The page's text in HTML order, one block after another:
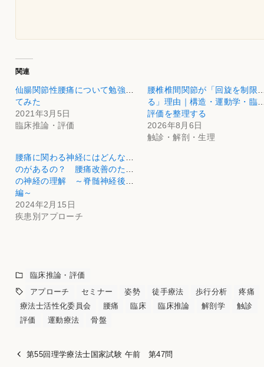
関連
仙腸関節性腰痛について勉強し
てみた
2021年3月5日
臨床推論・評価
腰椎椎間関節が「回旋を制限
る」理由｜構造・運動学・臨
評価を整理する
2026年8月6日
触診・解剖・生理
腰痛に関わる神経にはどんなも
のがあるの？ 腰痛改善のため
の神経の理解 ～脊髄神経後枝
編～
2024年2月15日
疾患別アプローチ
臨床推論・評価
アプローチ
セミナー 姿勢 徒手療法 歩行分析
疼痛
療法士活性化委員会
腰痛 臨床 臨床推論 解剖学
触診
評価
運動療法 骨盤
第55回理学療法士国家試験 午前 第47問